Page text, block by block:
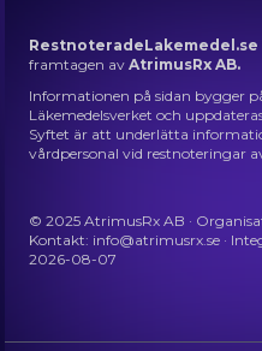
RestnoteradeLakemedel.se
framtagen avAtrimusRx AB.
Informationen på sidan bygger
Läkemedelsverket och
Syftet är att underlätta
vårdpersonal vid restnoteringar
© 2025 AtrimusRx AB ·
Kontakt: info@atrimusrx.se ·
2026-08-07